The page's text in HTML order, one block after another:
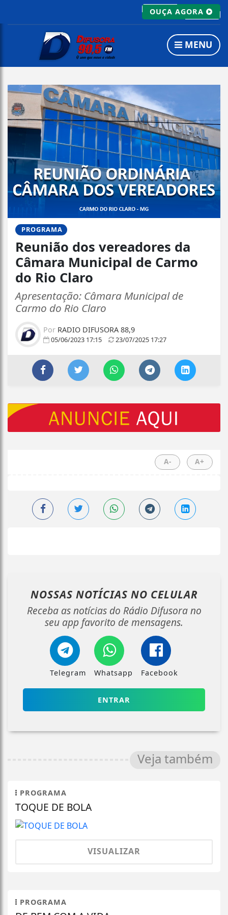
OUÇA AGORA
MENU
PROGRAMA
Reunião dos vereadores da
Câmara Municipal de Carmo
do Rio Claro
Apresentação: Câmara Municipal de
Carmo do Rio Claro
Por RADIO DIFUSORA 88,9
05/06/2023 17:15 23/07/2025 17:27
A- A+
NOSSAS NOTÍCIAS NO CELULAR
Receba as notícias do Rádio Difusora no
seu app favorito de mensagens.
Telegram Whatsapp Facebook
ENTRAR
Veja também
PROGRAMA
TOQUE DE BOLA
VISUALIZAR
PROGRAMA